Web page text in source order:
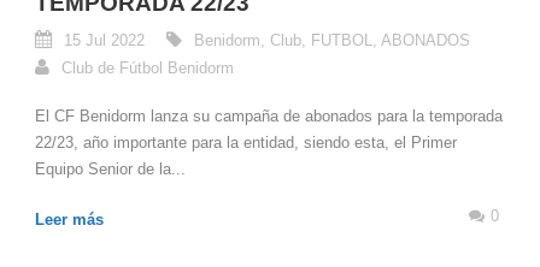
15 Jul 2022 Benidorm Club FUTBOL
ABONADOS
Club de Fútbol Benidorm
El CF Benidorm lanza su campaña de abonados para la temporada
22/23, año importante para la entidad, siendo esta, el Primer
Equipo Senior de la...
Leer más 0